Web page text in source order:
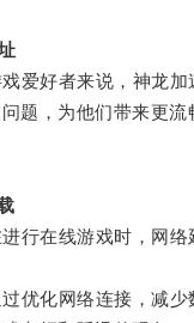
好者来说，神龙加
题，为他们带来更
在线游戏时，网络
化网络连接，减少